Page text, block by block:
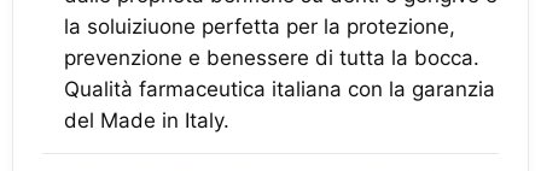
la soluiziuone perfetta per la protezione,
prevenzione e benessere di tutta la bocca.
Qualità farmaceutica italiana con la garanzia
del Made in Italy.